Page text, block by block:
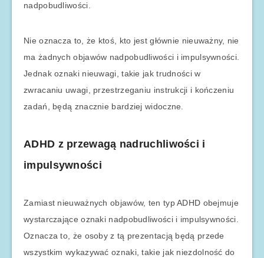
nadpobudliwości.
Nie oznacza to, że ktoś, kto jest głównie nieuważny, nie
ma żadnych objawów nadpobudliwości i impulsywności.
Jednak oznaki nieuwagi, takie jak trudności w
zwracaniu uwagi, przestrzeganiu instrukcji i kończeniu
zadań, będą znacznie bardziej widoczne.
ADHD z przewagą nadruchliwości i
impulsywności
Zamiast nieuważnych objawów, ten typ ADHD obejmuje
wystarczające oznaki nadpobudliwości i impulsywności.
Oznacza to, że osoby z tą prezentacją będą przede
wszystkim wykazywać oznaki, takie jak niezdolność do